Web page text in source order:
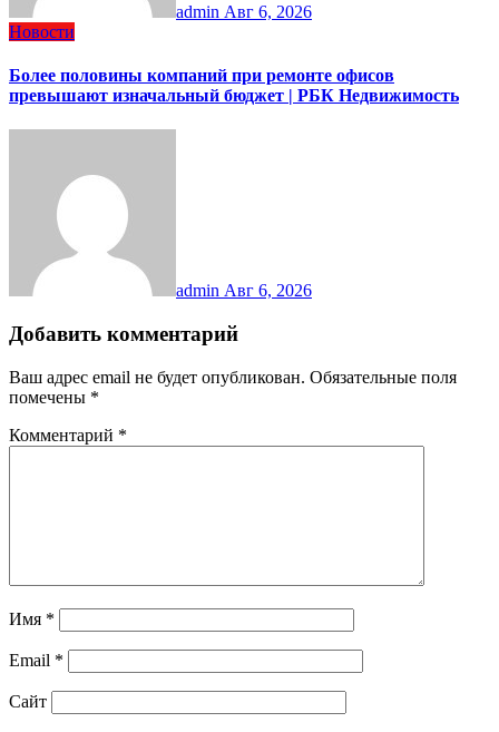
admin Авг 6, 2026
Новости
Более половины компаний при ремонте офисов
превышают изначальный бюджет | РБК Недвижимость
admin Авг 6, 2026
Добавить комментарий
Ваш адрес email не будет опубликован. Обязательные поля
помечены *
Комментарий *
Имя *
Email *
Сайт